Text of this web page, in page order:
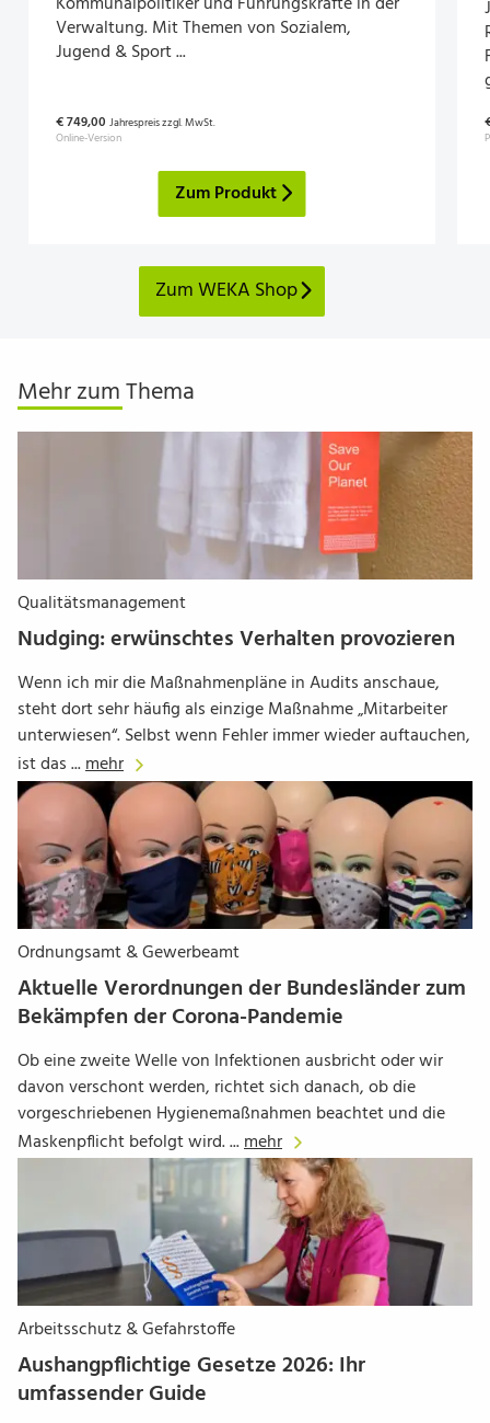
Verwaltung. Mit Themen von Sozialem,
Jugend & Sport ...
€ 749,00 Jahrespreis zzgl. MwSt.
Online-Version
Zum Produkt
Zum WEKA Shop
Mehr zum Thema
Qualitätsmanagement
Nudging: erwünschtes Verhalten provozieren
Wenn ich mir die Maßnahmenpläne in Audits anschaue,
steht dort sehr häufig als einzige Maßnahme „Mitarbeiter
unterwiesen“. Selbst wenn Fehler immer wieder auftauchen,
ist das ...mehr
Ordnungsamt & Gewerbeamt
Aktuelle Verordnungen der Bundesländer zum
Bekämpfen der Corona-Pandemie
Ob eine zweite Welle von Infektionen ausbricht oder wir
davon verschont werden, richtet sich danach, ob die
vorgeschriebenen Hygienemaßnahmen beachtet und die
Maskenpflicht befolgt wird. ...mehr
Arbeitsschutz & Gefahrstoffe
Aushangpflichtige Gesetze 2026: Ihr
umfassender Guide